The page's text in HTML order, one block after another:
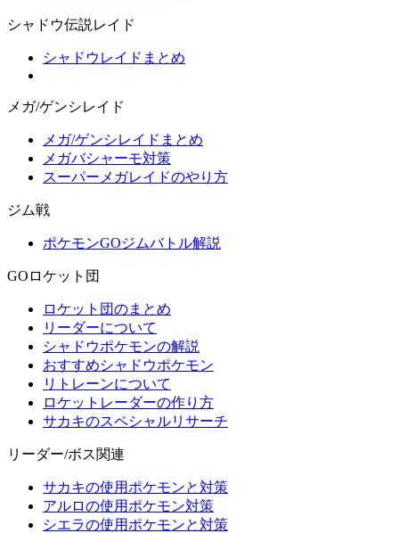
シャドウ伝説レイド
シャドウレイドまとめ
メガ/ゲンシレイド
メガ/ゲンシレイドまとめ
メガバシャーモ対策
スーパーメガレイドのやり方
ジム戦
ポケモンGOジムバトル解説
GOロケット団
ロケット団のまとめ
リーダーについて
シャドウポケモンの解説
おすすめシャドウポケモン
リトレーンについて
ロケットレーダーの作り方
サカキのスペシャルリサーチ
リーダー/ボス関連
サカキの使用ポケモンと対策
アルロの使用ポケモン対策
シエラの使用ポケモンと対策